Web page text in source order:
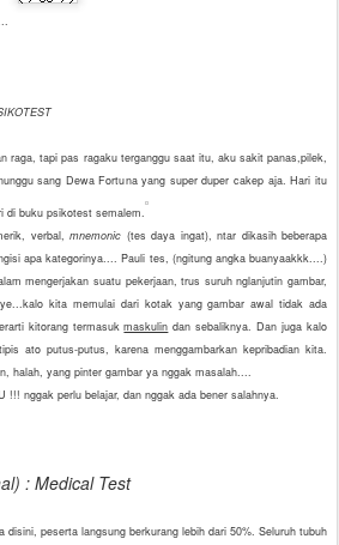
raga, tapi pas ragaku terganggu saat itu, aku sakit panas,pilek,
sang Dewa Fortuna yang super duper cakep aja. Hari itu
di buku psikotest semalem.
verbal,mnemonic (tes daya ingat), ntar dikasih beberapa
apa kategorinya.... Pauli tes, (ngitung angka buanyaakkk....)
mengerjakan suatu pekerjaan, trus suruh nglanjutin gambar,
kita memulai dari kotak yang gambar awal tidak ada
kitorang termasukmaskulin dan sebaliknya. Dan juga kalo
ato putus-putus, karena menggambarkan kepribadian kita.
halah, yang pinter gambar ya nggak masalah....
!!! nggak perlu belajar, dan nggak ada bener salahnya.
: Medical Test
disini, peserta langsung berkurang lebih dari 50%. Seluruh tubuh